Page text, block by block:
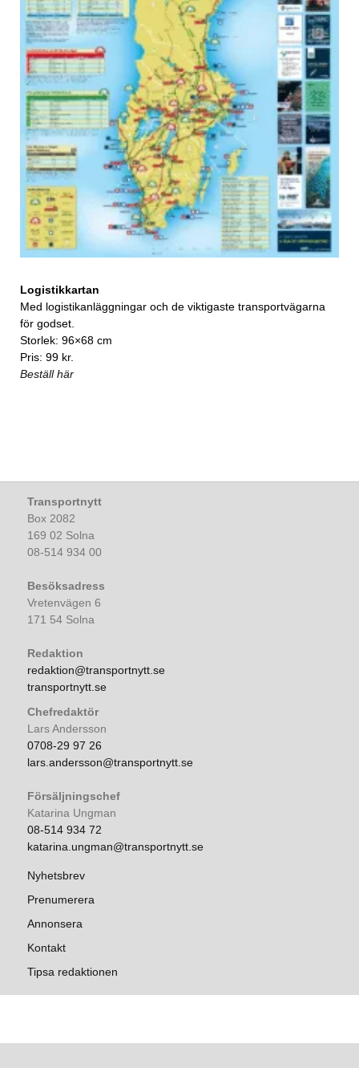
Logistikkartan
Med logistikanläggningar och de viktigaste transportvägarna
för godset.
Storlek: 96×68 cm
Pris: 99 kr.
Beställ här
Transportnytt
Box 2082
169 02 Solna
08-514 934 00
Besöksadress
Vretenvägen 6
171 54 Solna
Redaktion
redaktion@transportnytt.se
transportnytt.se
Chefredaktör
Lars Andersson
0708-29 97 26
lars.andersson@transportnytt.se
Försäljningschef
Katarina Ungman
08-514 934 72
katarina.ungman@transportnytt.se
Nyhetsbrev
Prenumerera
Annonsera
Kontakt
Tipsa redaktionen